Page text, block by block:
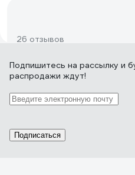
26 отзывов
Отзыв о Летний
Mosquitos Cleaner
отлично справляется с
насекомых на лобовом
Подпишитесь на рассылку и
распродажи ждут!
Подписаться